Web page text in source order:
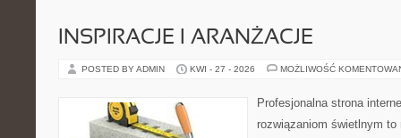
INSPIRACJE I ARANŻACJE
POSTED BY ADMIN KWI - 27 - 2026 MOŻLIWOŚĆ
Profesjonalna strona
rozwiązaniom świetlnym